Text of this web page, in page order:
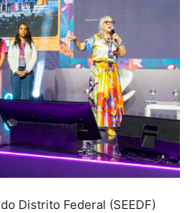
Distrito Federal (SEEDF)